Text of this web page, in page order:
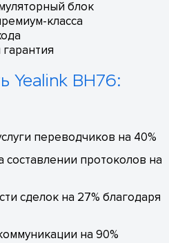
блок
класса
Yealink BH76:
переводчиков на 40%
протоколов на
сделок на 27% благодаря
на 90%